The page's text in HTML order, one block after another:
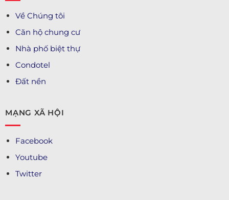
Về Chúng tôi
Căn hộ chung cư
Nhà phố biệt thự
Condotel
Đất nền
MẠNG XÃ HỘI
Facebook
Youtube
Twitter